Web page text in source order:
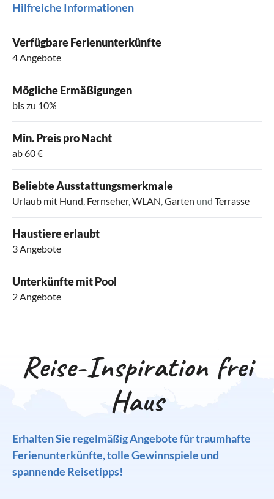
Hilfreiche Informationen
Verfügbare Ferienunterkünfte
4 Angebote
Mögliche Ermäßigungen
bis zu 10%
Min. Preis pro Nacht
ab 60 €
Beliebte Ausstattungsmerkmale
Urlaub mit Hund, Fernseher,WLAN,Garten und Terrasse
Haustiere erlaubt
3 Angebote
Unterkünfte mit Pool
2 Angebote
Reise-Inspiration frei
Haus
Erhalten Sie regelmäßig Angebote für traumhafte
Ferienunterkünfte, tolle Gewinnspiele und
spannende Reisetipps!